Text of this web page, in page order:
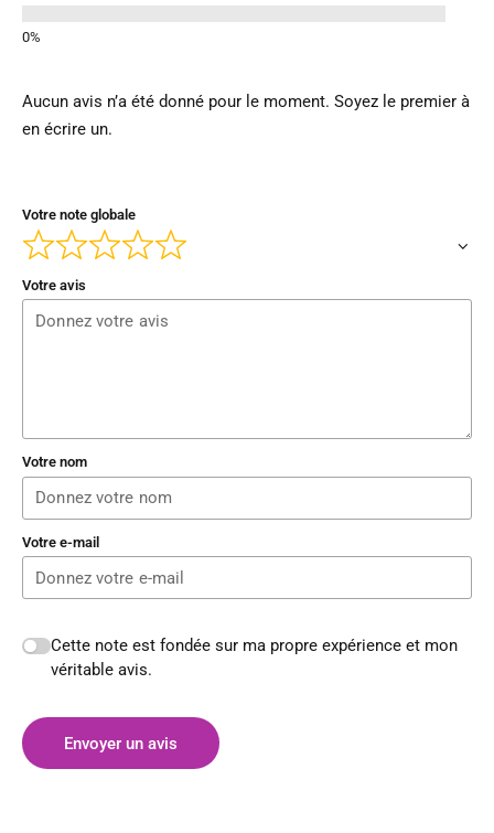
Aucun avis n’a été donné pour le moment. Soyez le premier à
en écrire un.
Votre note globale
Votre avis
Votre nom
Votre e-mail
Cette note est fondée sur ma propre expérience et mon
véritable avis.
Envoyer un avis